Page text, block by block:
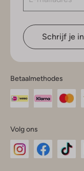
Schrijf je in
Betaalmethodes
Volg ons